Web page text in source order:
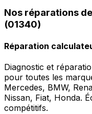
Nos réparations
(01340)
Réparation
Diagnostic et
pour toutes les
Mercedes, BMW,
Nissan, Fiat, Honda.
compétitifs.